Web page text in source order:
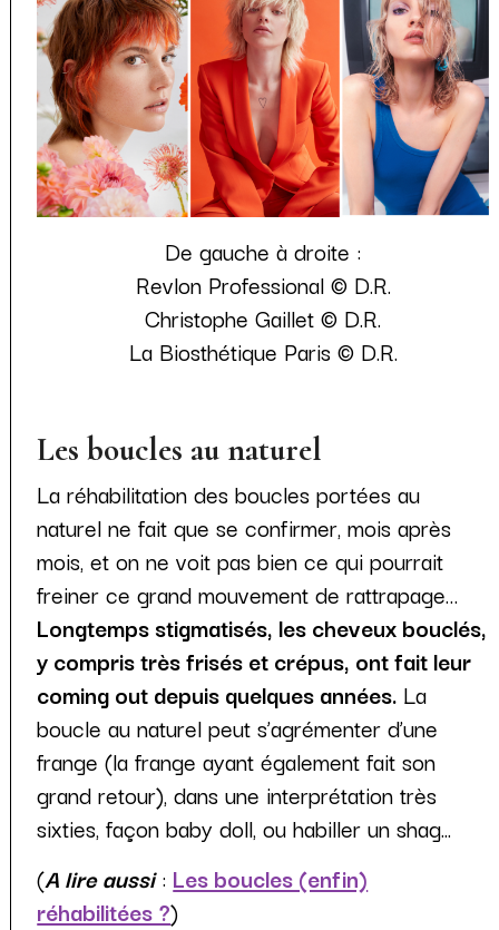
De gauche à droite :
Revlon Professional © D.R.
Christophe Gaillet © D.R.
La Biosthétique Paris © D.R.
Les boucles au naturel
La réhabilitation des boucles portées au
naturel ne fait que se confirmer, mois après
mois, et on ne voit pas bien ce qui pourrait
freiner ce grand mouvement de rattrapage…
Longtemps stigmatisés, les cheveux bouclés,
y compris très frisés et crépus, ont fait leur
coming out depuis quelques années. La
boucle au naturel peut s’agrémenter d’une
frange (la frange ayant également fait son
grand retour), dans une interprétation très
sixties, façon baby doll, ou habiller un shag...
(A lire aussi: Les boucles (enfin)
réhabilitées ?)